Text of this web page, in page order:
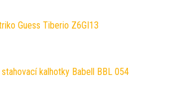
Guess Tiberio Z6GI13
kalhotky Babell BBL 054